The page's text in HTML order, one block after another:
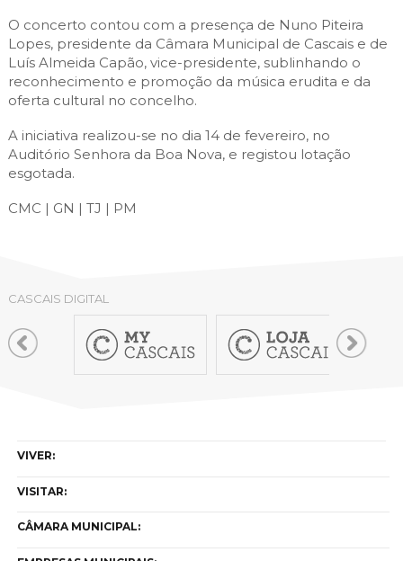
O concerto contou com a presença de Nuno Piteira
Lopes, presidente da Câmara Municipal de Cascais e de
Luís Almeida Capão, vice-presidente, sublinhando o
reconhecimento e promoção da música erudita e da
oferta cultural no concelho.
A iniciativa realizou-se no dia 14 de fevereiro, no
Auditório Senhora da Boa Nova, e registou lotação
esgotada.
CMC | GN | TJ | PM
CASCAIS DIGITAL
VIVER:
VISITAR:
CÂMARA MUNICIPAL: